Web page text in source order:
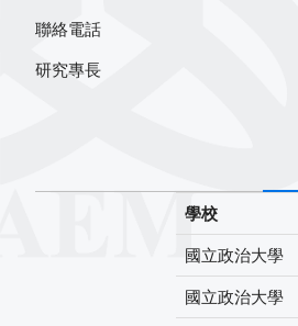
聯絡電話
研究專長
學校
國立政治大學
國立政治大學